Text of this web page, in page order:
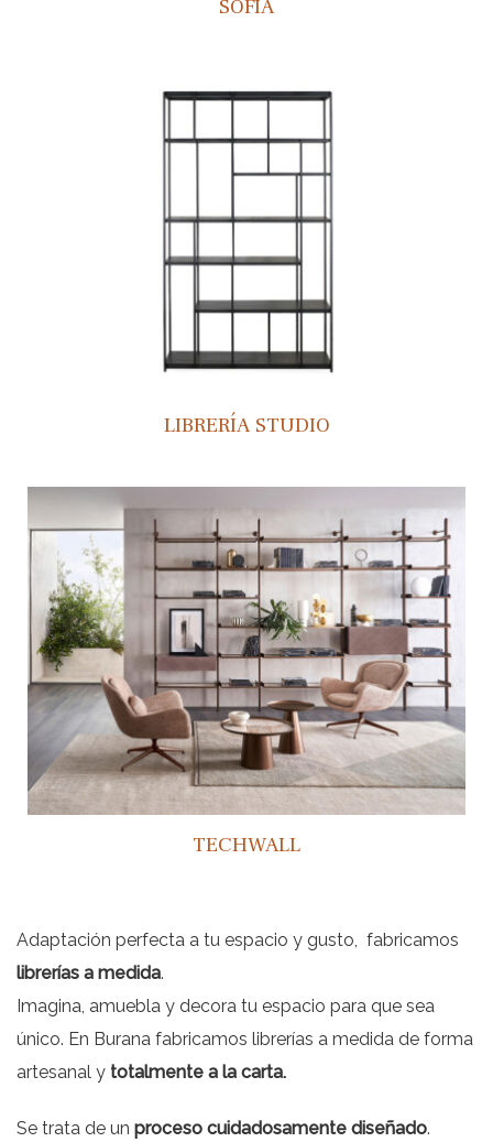
SOFIA
LIBRERÍA STUDIO
TECHWALL
Adaptación perfecta a tu espacio y gusto, fabricamos
librerías a medida.
Imagina, amuebla y decora tu espacio para que sea
único. En Burana fabricamos librerías a medida de forma
artesanal y totalmente a la carta.
Se trata de un proceso cuidadosamente diseñado.